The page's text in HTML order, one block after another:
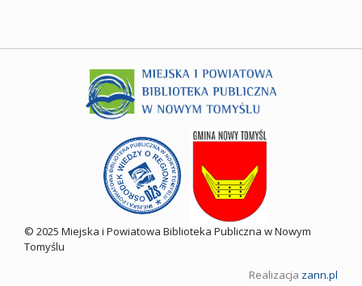
© 2025 Miejska i Powiatowa Biblioteka Publiczna w Nowym
Tomyślu
Realizacja zann.pl